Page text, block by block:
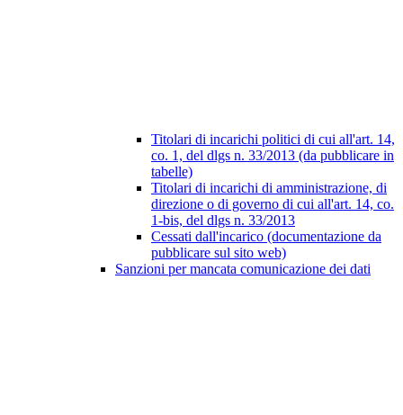
Titolari di incarichi politici di cui all'art. 14,
co. 1, del dlgs n. 33/2013 (da pubblicare in
tabelle)
Titolari di incarichi di amministrazione, di
direzione o di governo di cui all'art. 14, co.
1-bis, del dlgs n. 33/2013
Cessati dall'incarico (documentazione da
pubblicare sul sito web)
Sanzioni per mancata comunicazione dei dati